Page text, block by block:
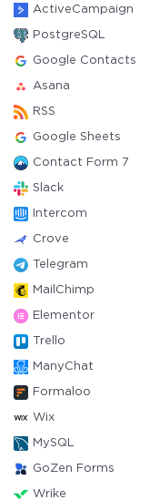
ActiveCampaign
PostgreSQL
Google Contacts
Asana
RSS
Google Sheets
Contact Form 7
Slack
Intercom
Crove
Telegram
MailChimp
Elementor
Trello
ManyChat
Formaloo
Wix
MySQL
GoZen Forms
Wrike